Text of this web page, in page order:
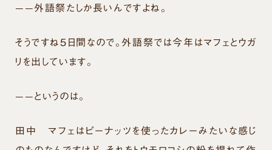
——外語祭たしか長いんですよね。
そうですね５日間なので。外語祭では今年はマフェとウガ
リを出しています。
——というのは。
田中
マフェはピーナッツを使ったカレーみたいな感じ